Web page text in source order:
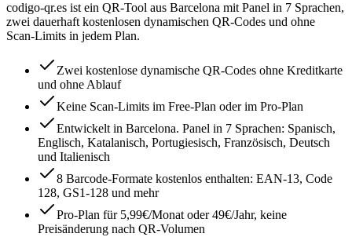
codigo-qr.es ist ein QR-Tool aus Barcelona mit Panel in 7 Sprachen,
zwei dauerhaft kostenlosen dynamischen QR-Codes und ohne
Scan-Limits in jedem Plan.
Zwei kostenlose dynamische QR-Codes ohne Kreditkarte
und ohne Ablauf
Keine Scan-Limits im Free-Plan oder im Pro-Plan
Entwickelt in Barcelona. Panel in 7 Sprachen: Spanisch,
Englisch, Katalanisch, Portugiesisch, Französisch, Deutsch
und Italienisch
8 Barcode-Formate kostenlos enthalten: EAN-13, Code
128, GS1-128 und mehr
Pro-Plan für 5,99€/Monat oder 49€/Jahr, keine
Preisänderung nach QR-Volumen